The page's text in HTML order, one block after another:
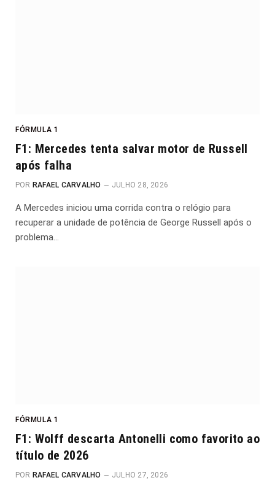
FÓRMULA 1
F1: Mercedes tenta salvar motor de Russell
após falha
POR RAFAEL CARVALHO JULHO 28, 2026
A Mercedes iniciou uma corrida contra o relógio para
recuperar a unidade de potência de George Russell após o
problema…
FÓRMULA 1
F1: Wolff descarta Antonelli como favorito ao
título de 2026
POR RAFAEL CARVALHO JULHO 27, 2026